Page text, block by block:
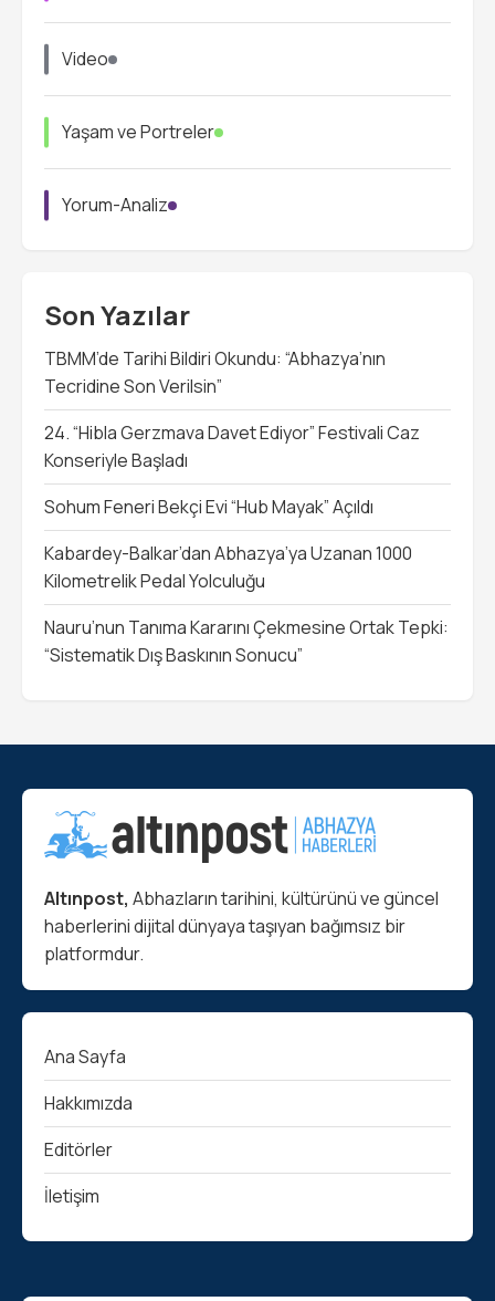
Video
Yaşam ve Portreler
Yorum-Analiz
Son Yazılar
TBMM’de Tarihi Bildiri Okundu: “Abhazya’nın
Tecridine Son Verilsin”
24. “Hibla Gerzmava Davet Ediyor” Festivali Caz
Konseriyle Başladı
Sohum Feneri Bekçi Evi “Hub Mayak” Açıldı
Kabardey-Balkar’dan Abhazya’ya Uzanan 1000
Kilometrelik Pedal Yolculuğu
Nauru’nun Tanıma Kararını Çekmesine Ortak Tepki:
“Sistematik Dış Baskının Sonucu”
Altınpost, Abhazların tarihini, kültürünü ve güncel
haberlerini dijital dünyaya taşıyan bağımsız bir
platformdur.
Ana Sayfa
Hakkımızda
Editörler
İletişim